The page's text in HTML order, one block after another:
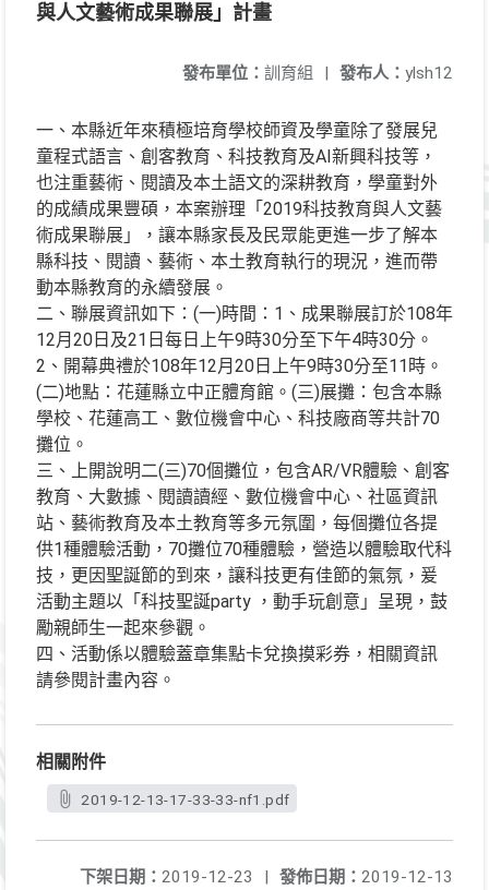
與人文藝術成果聯展」計畫
發布人： ylsh12
發布單位： 訓育組 |
一、本縣近年來積極培育學校師資及學童除了發展兒
童程式語言、創客教育、科技教育及AI新興科技等，
也注重藝術、閱讀及本土語文的深耕教育，學童對外
的成績成果豐碩，本案辦理「2019科技教育與人文藝
術成果聯展」，讓本縣家長及民眾能更進一步了解本
縣科技、閱讀、藝術、本土教育執行的現況，進而帶
動本縣教育的永續發展。
二、聯展資訊如下：(一)時間：1、成果聯展訂於108年
12月20日及21日每日上午9時30分至下午4時30分。
2、開幕典禮於108年12月20日上午9時30分至11時。
(二)地點：花蓮縣立中正體育館。(三)展攤：包含本縣
學校、花蓮高工、數位機會中心、科技廠商等共計70
攤位。
三、上開說明二(三)70個攤位，包含AR/VR體驗、創客
教育、大數據、閱讀讀經、數位機會中心、社區資訊
站、藝術教育及本土教育等多元氛圍，每個攤位各提
供1種體驗活動，70攤位70種體驗，營造以體驗取代科
技，更因聖誕節的到來，讓科技更有佳節的氣氛，爰
活動主題以「科技聖誕party ，動手玩創意」呈現，鼓
勵親師生一起來參觀。
四、活動係以體驗蓋章集點卡兌換摸彩券，相關資訊
請參閱計畫內容。
相關附件
2019-12-13-17-33-33-nf1.pdf
發佈日期： 2019-12-13
下架日期： 2019-12-23
|